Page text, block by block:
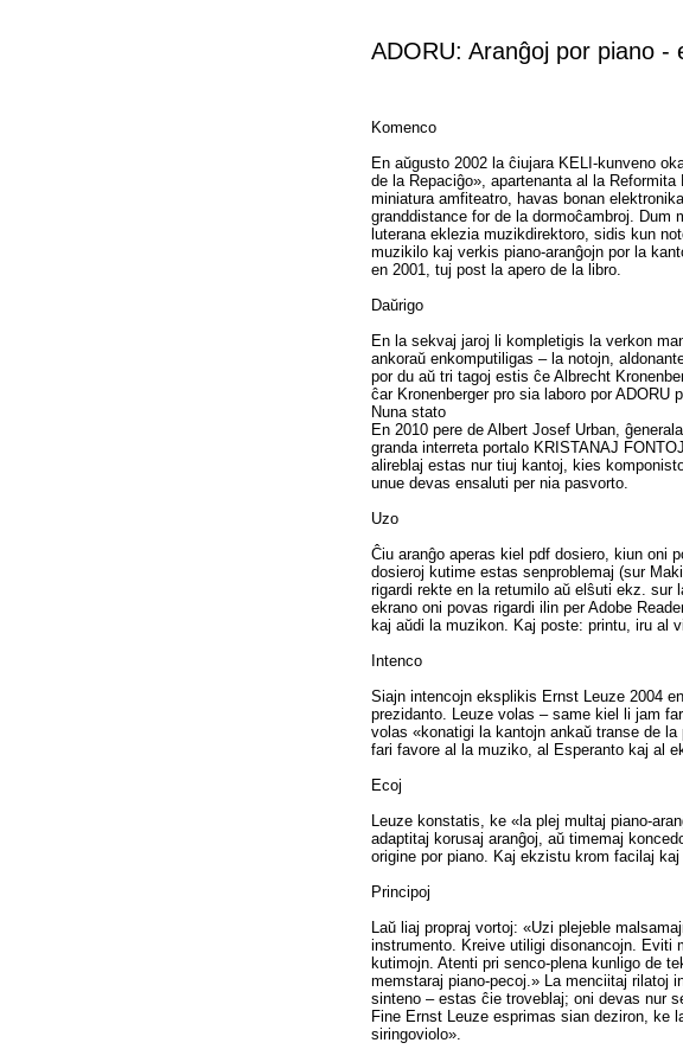
ADORU: Aranĝoj por piano -
Komenco
En aŭgusto 2002 la ĉiujara KELI-kunveno
de la Repaciĝo», apartenanta al la
miniatura amfiteatro, havas bonan
granddistance for de la dormoĉambroj. Dum
luterana eklezia muzikdirektoro, sidis kun
muzikilo kaj verkis piano-aranĝojn por la
en 2001, tuj post la apero de la libro.
Daŭrigo
En la sekvaj jaroj li kompletigis la verkon
ankoraŭ enkomputiligas – la notojn,
por du aŭ tri tagoj estis ĉe Albrecht
ĉar Kronenberger pro sia laboro por ADORU
Nuna stato
En 2010 pere de Albert Josef Urban,
granda interreta portalo KRISTANAJ
alireblaj estas nur tiuj kantoj, kies
unue devas ensaluti per nia pasvorto.
Uzo
Ĉiu aranĝo aperas kiel pdf dosiero, kiun oni
dosieroj kutime estas senproblemaj (sur
rigardi rekte en la retumilo aŭ elŝuti ekz. sur
ekrano oni povas rigardi ilin per Adobe
kaj aŭdi la muzikon. Kaj poste: printu, iru al
Intenco
Siajn intencojn eksplikis Ernst Leuze 2004
prezidanto. Leuze volas – same kiel li jam
volas «konatigi la kantojn ankaŭ transe de
fari favore al la muziko, al Esperanto kaj al
Ecoj
Leuze konstatis, ke «la plej multaj piano-
adaptitaj korusaj aranĝoj, aŭ timemaj
origine por piano. Kaj ekzistu krom facilaj
Principoj
Laŭ liaj propraj vortoj: «Uzi plejeble
instrumento. Kreive utiligi disonancojn. Eviti
kutimojn. Atenti pri senco-plena kunligo de
memstaraj piano-pecoj.» La menciitaj rilatoj
sinteno – estas ĉie troveblaj; oni devas nur
Fine Ernst Leuze esprimas sian deziron, ke
siringoviolo».